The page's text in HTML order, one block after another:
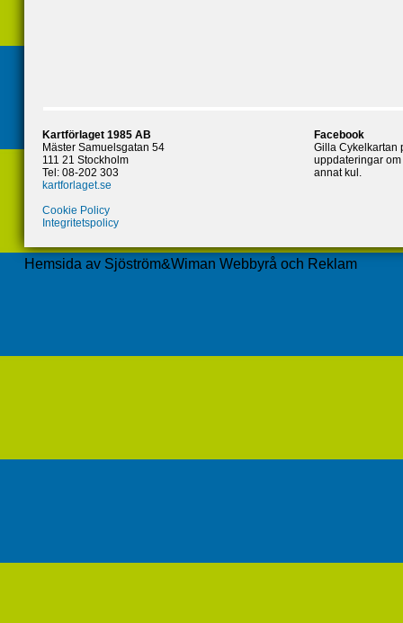
Kartförlaget 1985 AB
Mäster Samuelsgatan 54
111 21 Stockholm
Tel: 08-202 303
kartforlaget.se
Cookie Policy
Integritetspolicy
Facebook
Gilla Cykelkartan
uppdateringar
annat kul.
Hemsida av Sjöström&Wiman Webbyrå och Reklam